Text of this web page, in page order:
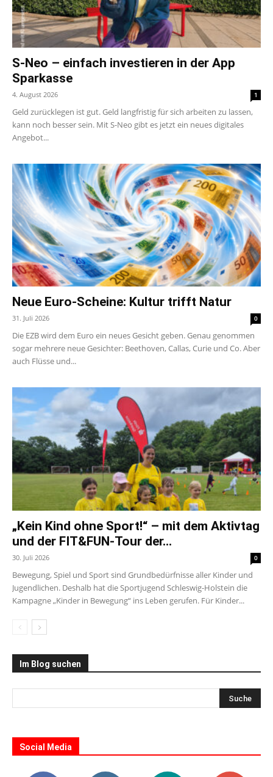
S-Neo – einfach investieren in der App
Sparkasse
4. August 2026 1
Geld zurücklegen ist gut. Geld langfristig für sich arbeiten zu lassen,
kann noch besser sein. Mit S-Neo gibt es jetzt ein neues digitales
Angebot...
Neue Euro-Scheine: Kultur trifft Natur
31. Juli 2026 0
Die EZB wird dem Euro ein neues Gesicht geben. Genau genommen
sogar mehrere neue Gesichter: Beethoven, Callas, Curie und Co. Aber
auch Flüsse und...
„Kein Kind ohne Sport!“ – mit dem Aktivtag
und der FIT&FUN-Tour der...
30. Juli 2026 0
Bewegung, Spiel und Sport sind Grundbedürfnisse aller Kinder und
Jugendlichen. Deshalb hat die Sportjugend Schleswig-Holstein die
Kampagne „Kinder in Bewegung“ ins Leben gerufen. Für Kinder...
Im Blog suchen
Social Media